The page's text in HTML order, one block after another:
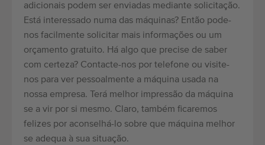
adicionais podem ser enviadas mediante solicitação.
Está interessado numa das máquinas? Então pode-
nos facilmente solicitar mais informações ou um
orçamento gratuito. Há algo que precise de saber
com certeza? Contacte-nos por telefone ou visite-
nos para ver pessoalmente a máquina usada na
nossa empresa. Terá melhor impressão da máquina
se a vir por si mesmo. Claro, também ficaremos
felizes por aconselhá-lo sobre que máquina melhor
se adequa à sua situação.